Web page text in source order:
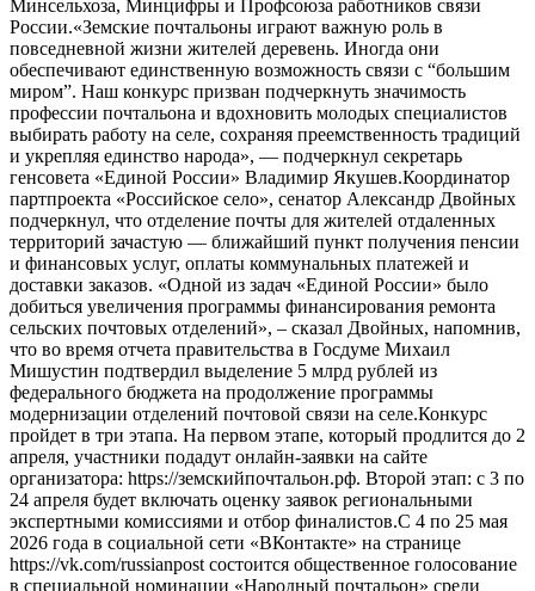
Минсельхоза, Минцифры и Профсоюза работников связи
России.«Земские почтальоны играют важную роль в
повседневной жизни жителей деревень. Иногда они
обеспечивают единственную возможность связи с “большим
миром”. Наш конкурс призван подчеркнуть значимость
профессии почтальона и вдохновить молодых специалистов
выбирать работу на селе, сохраняя преемственность традиций
и укрепляя единство народа», — подчеркнул секретарь
генсовета «Единой России» Владимир Якушев.Координатор
партпроекта «Российское село», сенатор Александр Двойных
подчеркнул, что отделение почты для жителей отдаленных
территорий зачастую — ближайший пункт получения пенсии
и финансовых услуг, оплаты коммунальных платежей и
доставки заказов. «Одной из задач «Единой России» было
добиться увеличения программы финансирования ремонта
сельских почтовых отделений», – сказал Двойных, напомнив,
что во время отчета правительства в Госдуме Михаил
Мишустин подтвердил выделение 5 млрд рублей из
федерального бюджета на продолжение программы
модернизации отделений почтовой связи на селе.Конкурс
пройдет в три этапа. На первом этапе, который продлится до 2
апреля, участники подадут онлайн-заявки на сайте
организатора: https://земскийпочтальон.рф. Второй этап: с 3 по
24 апреля будет включать оценку заявок региональными
экспертными комиссиями и отбор финалистов.С 4 по 25 мая
2026 года в социальной сети «ВКонтакте» на странице
https://vk.com/russianpost состоится общественное голосование
в специальной номинации «Народный почтальон» среди